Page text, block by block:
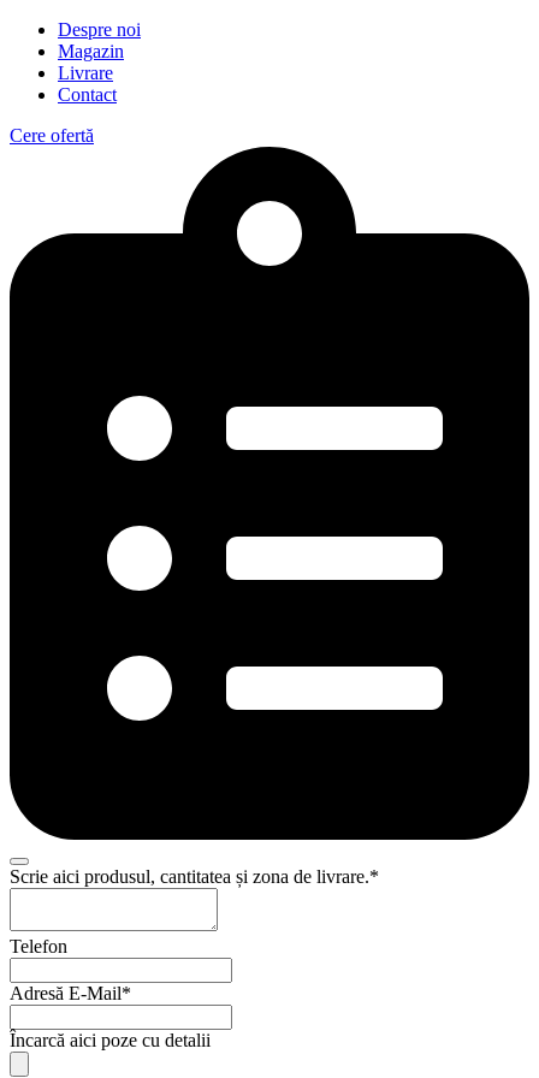
Despre noi
Magazin
Livrare
Contact
Cere ofertă
Scrie aici produsul, cantitatea și zona de livrare.*
Telefon
Adresă E-Mail*
Încarcă aici poze cu detalii